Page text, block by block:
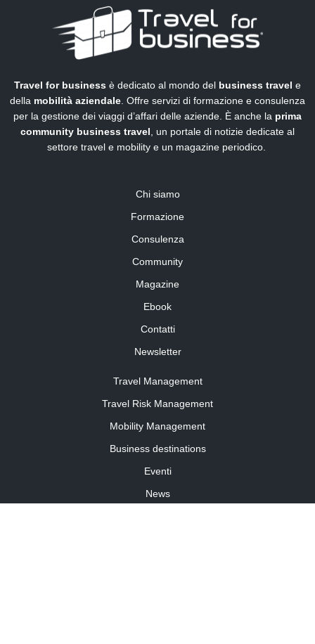
Travel for business è dedicato al mondo del business travel e
della mobilità aziendale. Offre servizi di formazione e consulenza
per la gestione dei viaggi d’affari delle aziende. È anche la prima
community business travel, un portale di notizie dedicate al
settore travel e mobility e un magazine periodico.
Chi siamo
Formazione
Consulenza
Community
Magazine
Ebook
Contatti
Newsletter
Travel Management
Travel Risk Management
Mobility Management
Business destinations
Eventi
News